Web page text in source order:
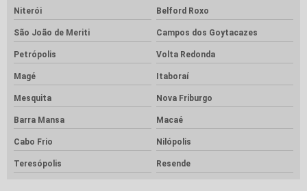
Niterói Belford Roxo
São João de Meriti Campos dos Goytacazes
Petrópolis Volta Redonda
Magé Itaboraí
Mesquita Nova Friburgo
Barra Mansa Macaé
Cabo Frio Nilópolis
Teresópolis Resende